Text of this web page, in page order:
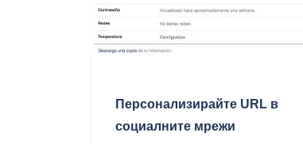
Персонализирайте URL в
социалните мрежи